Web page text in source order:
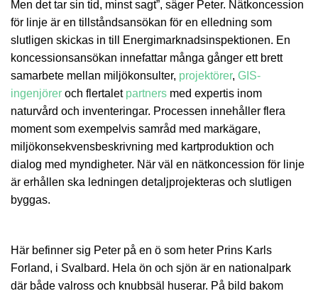
Men det tar sin tid, minst sagt”, säger Peter. Nätkoncession
för linje är en tillståndsansökan för en elledning som
slutligen skickas in till Energimarknadsinspektionen. En
koncessionsansökan innefattar många gånger ett brett
samarbete mellan miljökonsulter, projektörer, GIS-
ingenjörer och flertalet partners med expertis inom
naturvård och inventeringar. Processen innehåller flera
moment som exempelvis samråd med markägare,
miljökonsekvensbeskrivning med kartproduktion och
dialog med myndigheter. När väl en nätkoncession för linje
är erhållen ska ledningen detaljprojekteras och slutligen
byggas.
Här befinner sig Peter på en ö som heter Prins Karls
Forland, i Svalbard. Hela ön och sjön är en nationalpark
där både valross och knubbsäl huserar. På bild bakom